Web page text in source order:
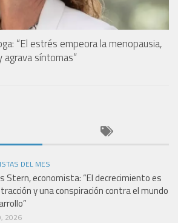
“El estrés empeora la menopausia,
síntomas”
DEL MES
Stern, economista: “El decrecimiento es
y una conspiración contra el mundo
2026